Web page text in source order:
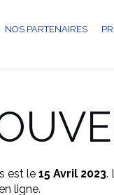
NOS PARTENAIRES
est le 15 Avril 2023.
ligne.